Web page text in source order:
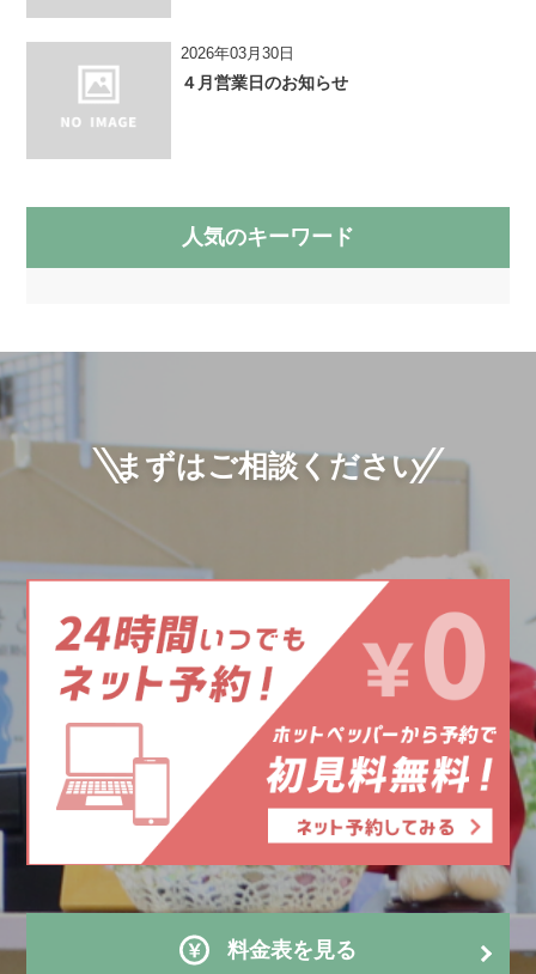
2026年03月30日
４月営業日のお知らせ
人気のキーワード
まずはご相談ください
料金表を見る